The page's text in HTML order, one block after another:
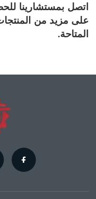
اتصل بمستشارينا
على مزيد من
المتاحة.